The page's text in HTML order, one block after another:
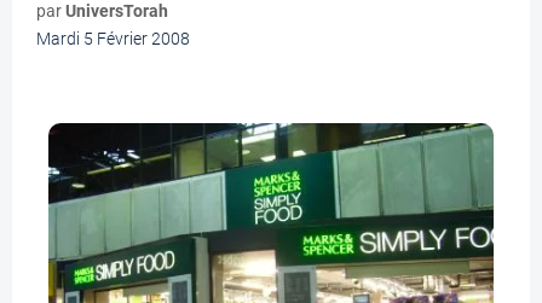
parUniversTorah
Mardi 5 Février 2008